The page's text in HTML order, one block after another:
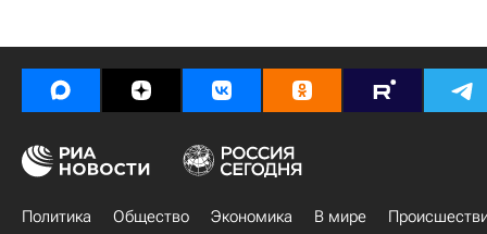
Политика Общество Экономика В мире